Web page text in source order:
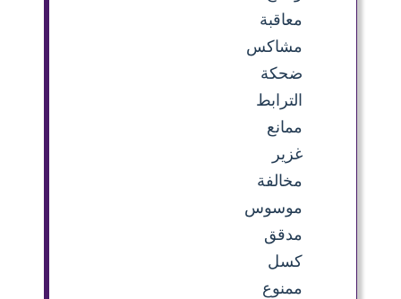
معاقبة
مشاكس
ضحكة
الترابط
ممانع
غزير
مخالفة
موسوس
مدقق
كسل
ممنوع